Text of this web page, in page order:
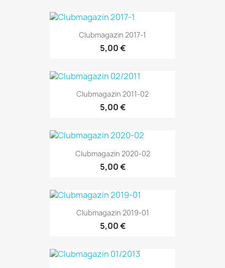
Clubmagazin 2017-1
5,00 €
Clubmagazin 2011-02
5,00 €
Clubmagazin 2020-02
5,00 €
Clubmagazin 2019-01
5,00 €